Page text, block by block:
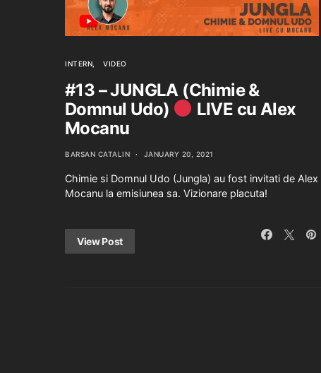
INTERN VIDEO
#13 – JUNGLA (Chimie &
Domnul Udo)
LIVE cu Alex
Mocanu
BARSAN CATALIN JANUARY 20, 2021
Chimie si Domnul Udo (Jungla) au fost invitati de Alex
Mocanu la emisiunea sa. Vizionare placuta!
View Post